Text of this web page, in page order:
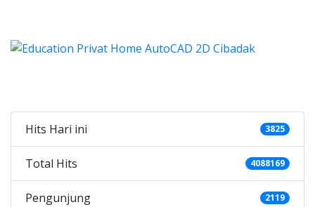
Hits Hari ini 3825
Total Hits 4088169
Pengunjung 2119